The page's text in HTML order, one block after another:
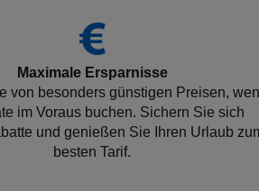
Maximale Ersparnisse
von besonders günstigen Preisen,
im Voraus buchen. Sichern Sie sich
und genießen Sie Ihren Urlaub
besten Tarif.